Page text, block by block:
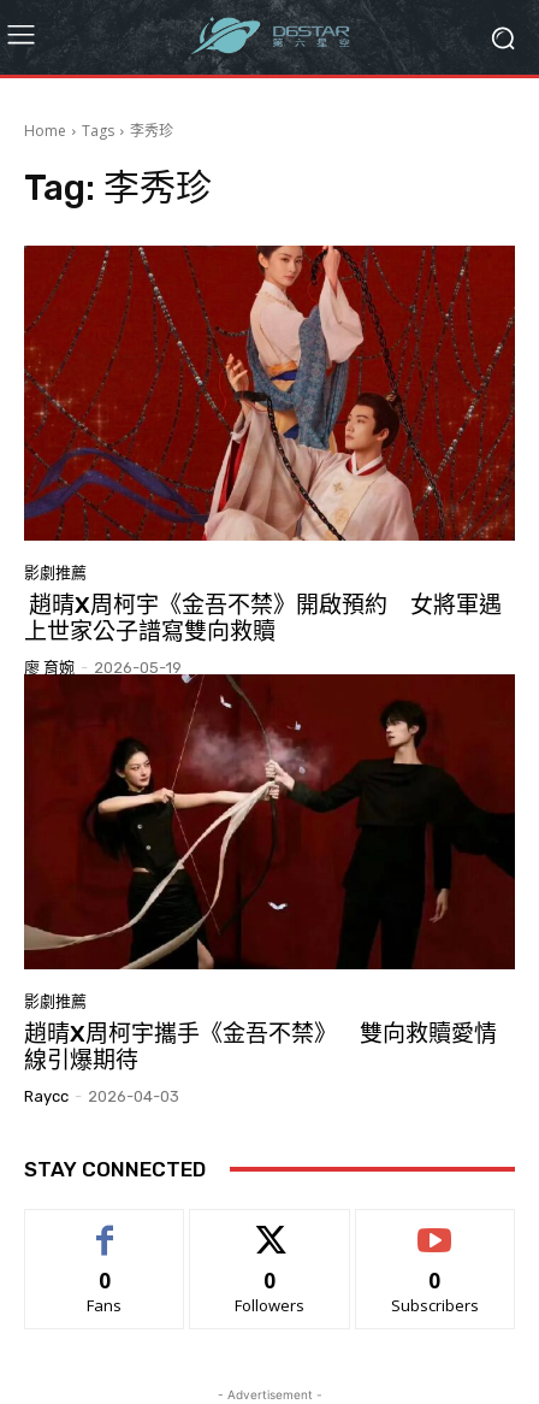
Home Tags 李秀珍
Tag: 李秀珍
影劇推薦
趙晴X周柯宇《金吾不禁》開啟預約 女將軍遇
上世家公子譜寫雙向救贖
廖 育婉 - 2026-05-19
影劇推薦
趙晴X周柯宇攜手《金吾不禁》 雙向救贖愛情
線引爆期待
Raycc - 2026-04-03
STAY CONNECTED
0
Fans
0
Followers
0
Subscribers
- Advertisement -